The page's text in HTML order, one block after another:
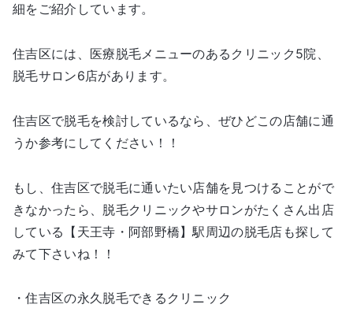
細をご紹介しています。
住吉区には、医療脱毛メニューのあるクリニック5院、
脱毛サロン6店があります。
住吉区で脱毛を検討しているなら、ぜひどこの店舗に通
うか参考にしてください！！
もし、住吉区で脱毛に通いたい店舗を見つけることがで
きなかったら、脱毛クリニックやサロンがたくさん出店
している【天王寺・阿部野橋】駅周辺の脱毛店も探して
みて下さいね！！
・住吉区の永久脱毛できるクリニック